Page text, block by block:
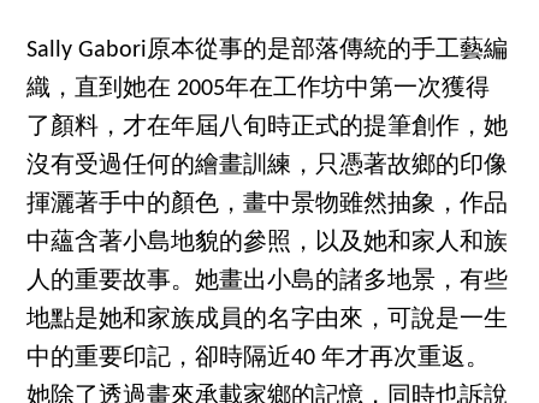
Sally Gabori原本從事的是部落傳統的手工藝編
織，直到她在 2005年在工作坊中第一次獲得
了顏料，才在年屆八旬時正式的提筆創作，她
沒有受過任何的繪畫訓練，只憑著故鄉的印像
揮灑著手中的顏色，畫中景物雖然抽象，作品
中蘊含著小島地貌的參照，以及她和家人和族
人的重要故事。她畫出小島的諸多地景，有些
地點是她和家族成員的名字由來，可說是一生
中的重要印記，卻時隔近40 年才再次重返。
她除了透過畫來承載家鄉的記憶，同時也訴說